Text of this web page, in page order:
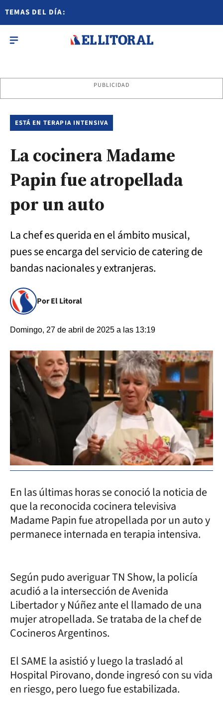
TEMAS DEL DÍA:
PUBLICIDAD
ESTÁ EN TERAPIA INTENSIVA
La cocinera Madame
Papin fue atropellada
por un auto
La chef es querida en el ámbito musical,
pues se encarga del servicio de catering de
bandas nacionales y extranjeras.
Por El Litoral
Domingo, 27 de abril de 2025 a las 13:19
En las últimas horas se conoció la noticia de
que la reconocida cocinera televisiva
Madame Papin fue atropellada por un auto y
permanece internada en terapia intensiva.
Según pudo averiguar TN Show, la policía
acudió a la intersección de Avenida
Libertador y Núñez ante el llamado de una
mujer atropellada. Se trataba de la chef de
Cocineros Argentinos.
El SAME la asistió y luego la trasladó al
Hospital Pirovano, donde ingresó con su vida
en riesgo, pero luego fue estabilizada.